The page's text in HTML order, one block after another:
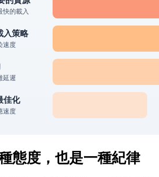
態度，也是一種紀律